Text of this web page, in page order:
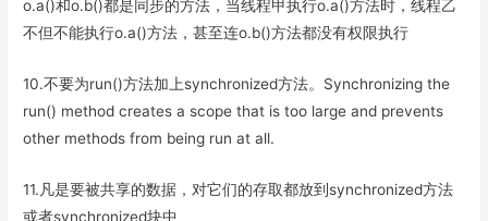
o.a()和o.b()都是同步的方法，当线程甲执行o.a()方法时，线程乙
不但不能执行o.a()方法，甚至连o.b()方法都没有权限执行
10.不要为run()方法加上synchronized方法。Synchronizing the
run() method creates a scope that is too large and prevents
other methods from being run at all.
11.凡是要被共享的数据，对它们的存取都放到synchronized方法
或者synchronized块中